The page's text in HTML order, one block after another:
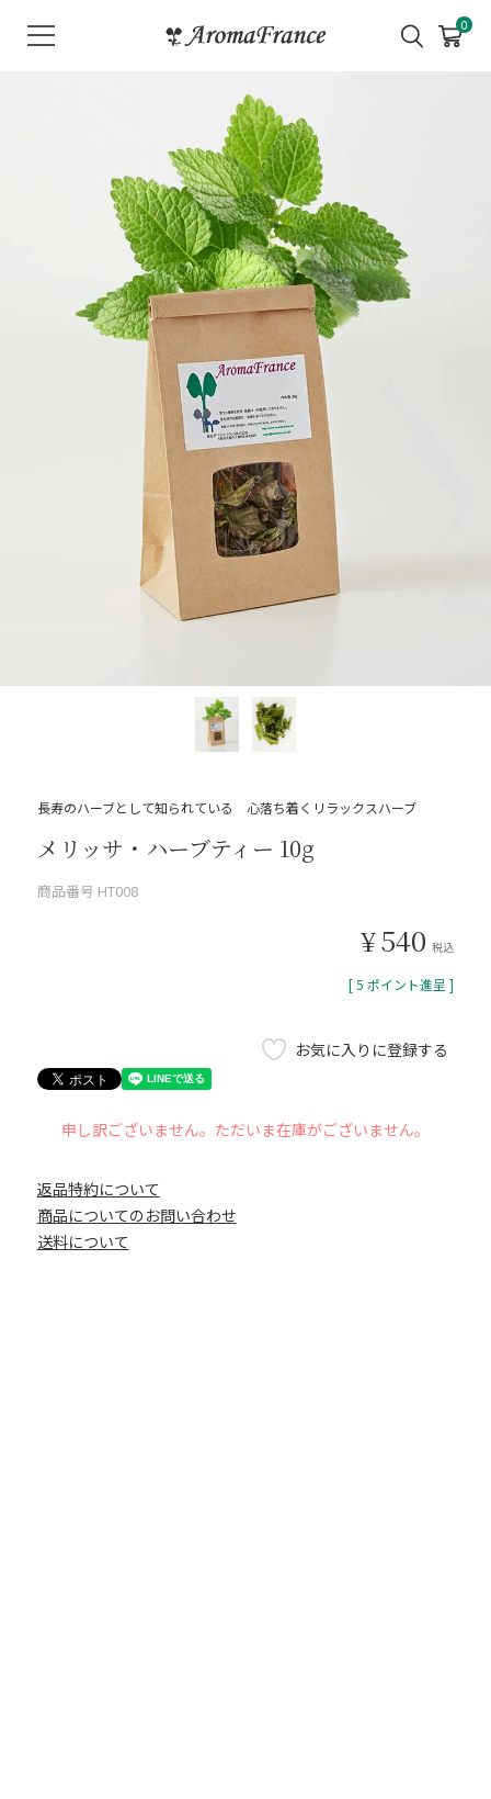
メ
ニ
0
長寿のハーブとして知られている 心落ち着くリラックスハーブ
メリッサ・ハーブティー 10g
商品番号 HT008
¥540 税込
[5 ポイント進呈 ]
お気に入りに登録する
申し訳ございません。ただいま在庫がございません。
返品特約について
商品についてのお問い合わせ
送料について